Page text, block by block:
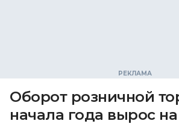
Оборот розничной
начала года вырос на